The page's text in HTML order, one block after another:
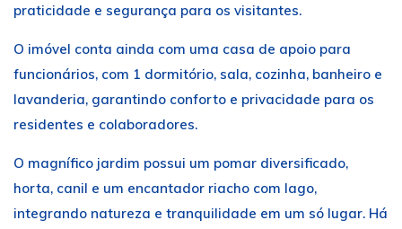
praticidade e segurança para os visitantes.
O imóvel conta ainda com uma casa de apoio para
funcionários, com 1 dormitório, sala, cozinha, banheiro e
lavanderia, garantindo conforto e privacidade para os
residentes e colaboradores.
O magnífico jardim possui um pomar diversificado,
horta, canil e um encantador riacho com lago,
integrando natureza e tranquilidade em um só lugar. Há